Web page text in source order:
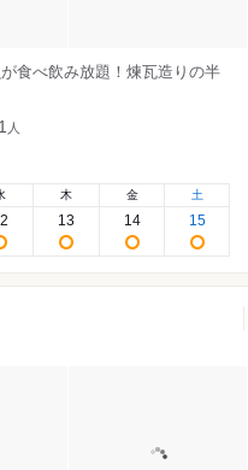
食べ飲み放題！煉瓦造りの半
人
木
13
金
14
土
15